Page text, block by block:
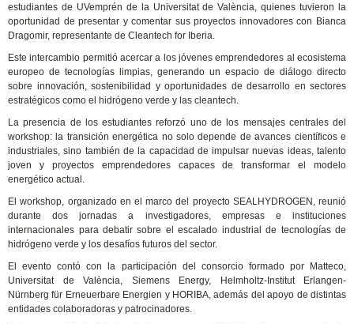
estudiantes de UVemprén de la Universitat de València, quienes tuvieron la
oportunidad de presentar y comentar sus proyectos innovadores con Bianca
Dragomir, representante de Cleantech for Iberia.
Este intercambio permitió acercar a los jóvenes emprendedores al ecosistema
europeo de tecnologías limpias, generando un espacio de diálogo directo
sobre innovación, sostenibilidad y oportunidades de desarrollo en sectores
estratégicos como el hidrógeno verde y las cleantech.
La presencia de los estudiantes reforzó uno de los mensajes centrales del
workshop: la transición energética no solo depende de avances científicos e
industriales, sino también de la capacidad de impulsar nuevas ideas, talento
joven y proyectos emprendedores capaces de transformar el modelo
energético actual.
El workshop, organizado en el marco del proyecto SEALHYDROGEN, reunió
durante dos jornadas a investigadores, empresas e instituciones
internacionales para debatir sobre el escalado industrial de tecnologías de
hidrógeno verde y los desafíos futuros del sector.
El evento contó con la participación del consorcio formado por Matteco,
Universitat de València, Siemens Energy, Helmholtz-Institut Erlangen-
Nürnberg für Erneuerbare Energien y HORIBA, además del apoyo de distintas
entidades colaboradoras y patrocinadores.